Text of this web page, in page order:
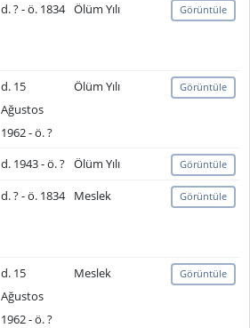
d. ? - ö. 1834 Ölüm Yılı Görüntüle
d. 15
Ağustos
1962 - ö. ?
Ölüm Yılı Görüntüle
d. 1943 - ö. ? Ölüm Yılı Görüntüle
d. ? - ö. 1834 Meslek Görüntüle
d. 15
Ağustos
1962 - ö. ?
Meslek Görüntüle